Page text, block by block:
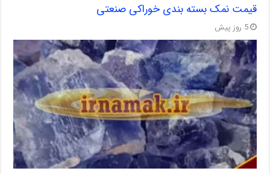
قیمت نمک بسته بندی خوراکی صنعتی
5 روز پیش